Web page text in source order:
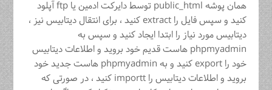
همان پوشه public_html توسط دایرکت ادمین یا ftp آپلود
کنید و سپس فایل را extract کنید ، برای انتقال دیتابیس نیز ،
دیتابیس مورد نیاز را ابتدا ایجاد کنید و سپس به
phpmyadmin هاست قدیم خود بروید و اطلاعات دیتابیس
خود را export کنید و به phpmyadmin هاست جدید خود
بروید و اطلاعات دیتابیس را importt کنید ، در صورتی که